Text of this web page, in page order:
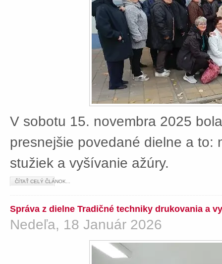
V sobotu 15. novembra 2025
presnejšie povedané dielne a to:
stužiek a vyšívanie ažúry.
ČÍTAŤ CELÝ ČLÁNOK...
Správa z dielne Tradičné techniky drukovania a
Nedeľa, 18 Január 2026